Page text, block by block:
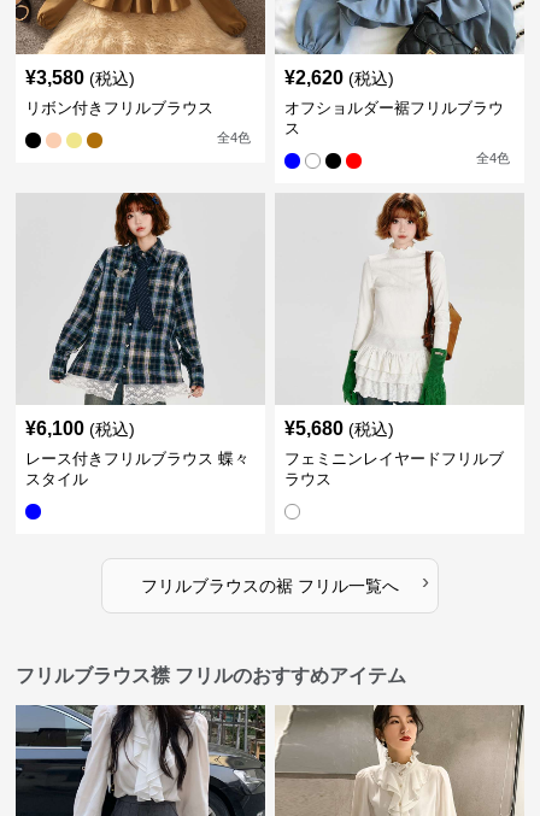
¥3,580 (税込)
リボン付きフリルブラウス
全4色
¥2,620 (税込)
オフショルダー裾フリルブラウ
ス
全4色
¥6,100 (税込)
レース付きフリルブラウス 蝶々
スタイル
¥5,680 (税込)
フェミニンレイヤードフリルブ
ラウス
フリルブラウスの裾 フリル一覧へ ›
フリルブラウス襟 フリルのおすすめアイテム